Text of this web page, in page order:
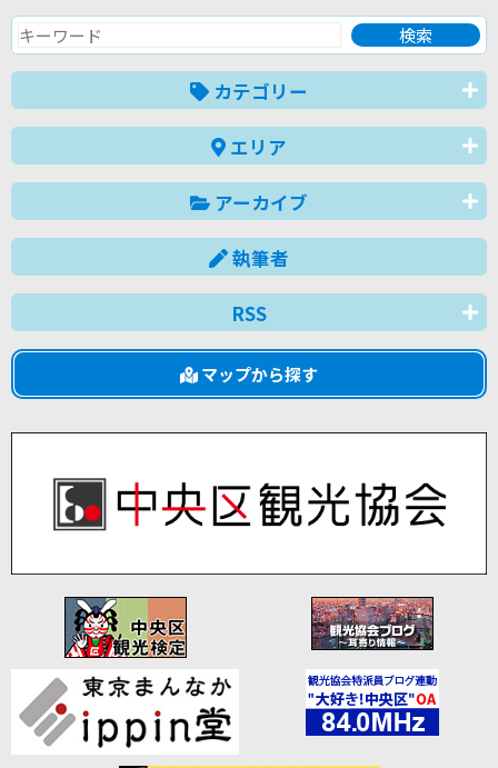
カテゴリー
エリア
アーカイブ
執筆者
RSS
マップから探す